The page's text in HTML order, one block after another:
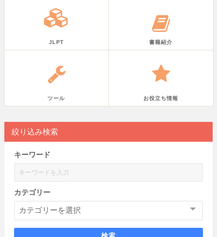
JLPT 書籍紹介
ツール お役立ち情報
絞り込み検索
キーワード
カテゴリー
検索